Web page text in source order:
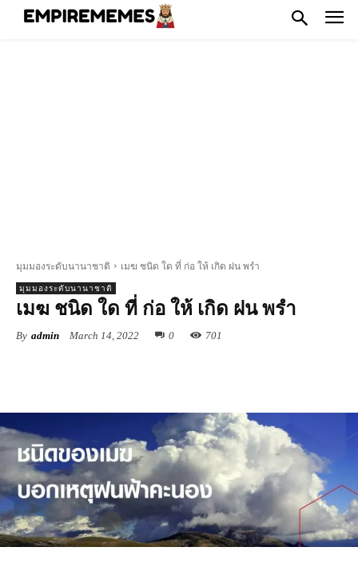
มุมมองระดับนานาชาติ เมฆ ชนิด ใด ที่ ก่อ ให้ เกิด ฝน พรำ
มุมมองระดับนานาชาติ
เมฆ ชนิด ใด ที่ ก่อ ให้ เกิด ฝน พรำ
By admin March 14, 2022 0 701